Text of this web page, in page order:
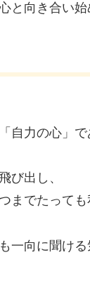
と向き合い始
自力の心」で
び出し、
までたっても
一向に聞ける